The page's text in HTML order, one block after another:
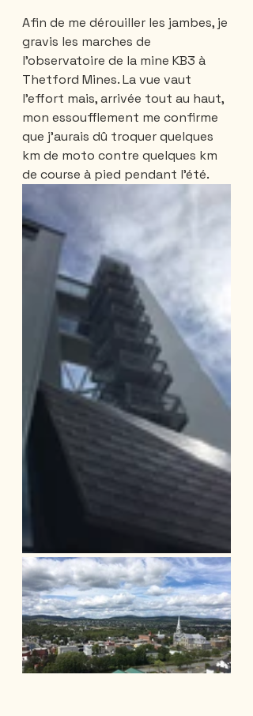
Afin de me dérouiller les jambes, je
gravis les marches de
l’observatoire de la mine KB3 à
Thetford Mines. La vue vaut
l’effort mais, arrivée tout au haut,
mon essoufflement me confirme
que j’aurais dû troquer quelques
km de moto contre quelques km
de course à pied pendant l’été.